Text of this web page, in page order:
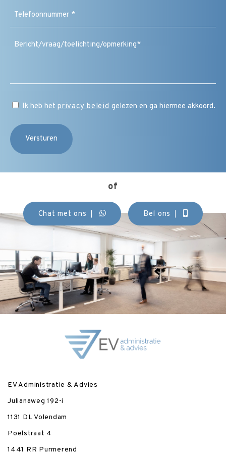
Bericht
/
opmerking
(Vereist)
Instemming
Ik heb het privacy beleidgelezen en ga hiermee akkoord.
of
Chat met ons Bel ons
EV Administratie & Advies
Julianaweg 192-i
1131 DL Volendam
Poelstraat 4
1441 RR Purmerend